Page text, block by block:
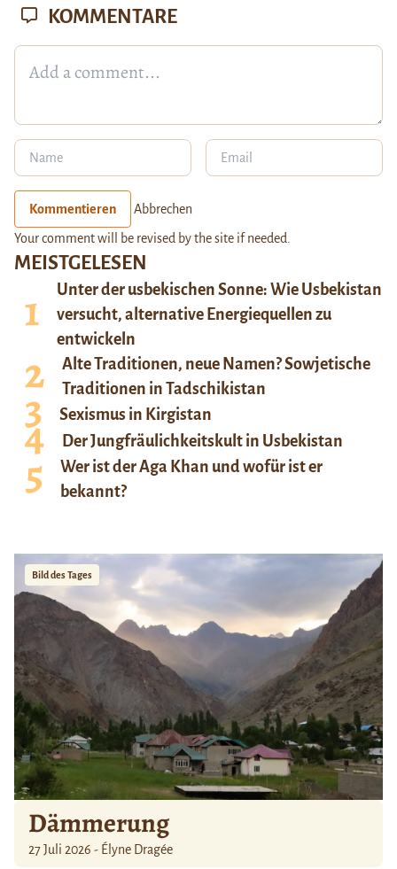
MEISTGELESEN
Unter der usbekischen Sonne: Wie Usbekistan
versucht, alternative Energiequellen zu
entwickeln
Alte Traditionen, neue Namen? Sowjetische
Traditionen in Tadschikistan
Sexismus in Kirgistan
Der Jungfräulichkeitskult in Usbekistan
Wer ist der Aga Khan und wofür ist er
bekannt?
Bild des Tages
Dämmerung
27 Juli 2026 - Élyne Dragée
KOMMENTARE
Kommentieren Abbrechen
Your comment will be revised by the site if needed.